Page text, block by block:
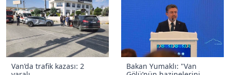
Van’da trafik kazası: 2
Bakan Yumaklı: "Van